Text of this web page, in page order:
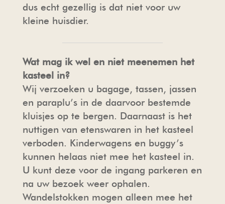
dus echt gezellig is dat niet voor uw
kleine huisdier.
Wat mag ik wel en niet meenemen het
kasteel in?
Wij verzoeken u bagage, tassen, jassen
en paraplu’s in de daarvoor bestemde
kluisjes op te bergen. Daarnaast is het
nuttigen van etenswaren in het kasteel
verboden. Kinderwagens en buggy’s
kunnen helaas niet mee het kasteel in.
U kunt deze voor de ingang parkeren en
na uw bezoek weer ophalen.
Wandelstokken mogen alleen mee het